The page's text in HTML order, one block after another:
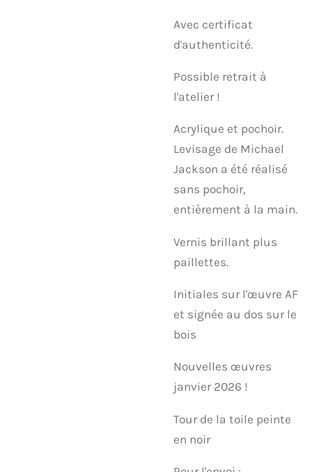
Avec certificat
d'authenticité.
Possible retrait à
l'atelier !
Acrylique et pochoir.
Levisage de Michael
Jackson a été réalisé
sans pochoir,
entièrement à la main.
Vernis brillant plus
paillettes.
Initiales sur l'œuvre AF
et signée au dos sur le
bois
Nouvelles œuvres
janvier 2026 !
Tour de la toile peinte
en noir